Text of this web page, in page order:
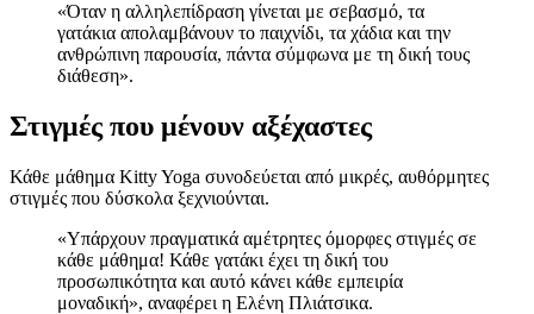
«Όταν η αλληλεπίδραση γίνεται με σεβασμό, τα
γατάκια απολαμβάνουν το παιχνίδι, τα χάδια και την
ανθρώπινη παρουσία, πάντα σύμφωνα με τη δική τους
διάθεση».
Στιγμές που μένουν αξέχαστες
Κάθε μάθημα Kitty Yoga συνοδεύεται από μικρές, αυθόρμητες
στιγμές που δύσκολα ξεχνιούνται.
«Υπάρχουν πραγματικά αμέτρητες όμορφες στιγμές σε
κάθε μάθημα! Κάθε γατάκι έχει τη δική του
προσωπικότητα και αυτό κάνει κάθε εμπειρία
μοναδική», αναφέρει η Ελένη Πλιάτσικα.